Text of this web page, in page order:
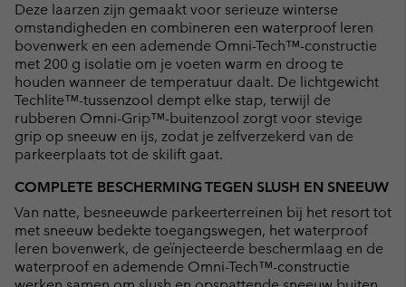
Deze laarzen zijn gemaakt voor serieuze winterse
omstandigheden en combineren een waterproof leren
bovenwerk en een ademende Omni-Tech™-constructie
met 200 g isolatie om je voeten warm en droog te
houden wanneer de temperatuur daalt. De lichtgewicht
Techlite™-tussenzool dempt elke stap, terwijl de
rubberen Omni-Grip™-buitenzool zorgt voor stevige
grip op sneeuw en ijs, zodat je zelfverzekerd van de
parkeerplaats tot de skilift gaat.
COMPLETE BESCHERMING TEGEN SLUSH EN SNEEUW
Van natte, besneeuwde parkeerterreinen bij het resort tot
met sneeuw bedekte toegangswegen, het waterproof
leren bovenwerk, de geïnjecteerde beschermlaag en de
waterproof en ademende Omni-Tech™-constructie